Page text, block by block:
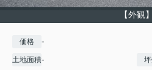
【外観】
価格 -
土地面積-